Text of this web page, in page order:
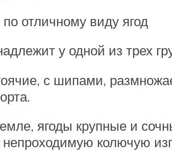
отличному виду ягод
у одной из трех
с шипами,
ягоды крупные и
колючую